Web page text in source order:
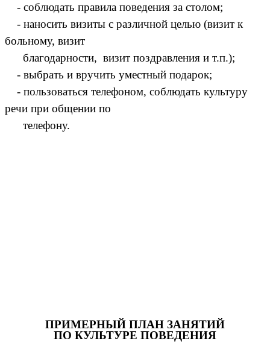
- соблюдать правила поведения за столом;
- наносить визиты с различной целью (визит к
больному, визит
благодарности, визит поздравления и т.п.);
- выбрать и вручить уместный подарок;
- пользоваться телефоном, соблюдать культуру
речи при общении по
телефону.
ПРИМЕРНЫЙ ПЛАН ЗАНЯТИЙ
ПО КУЛЬТУРЕ ПОВЕДЕНИЯ